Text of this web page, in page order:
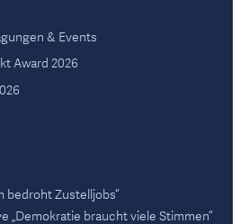
& Events
Award 2026
bedroht Zustelljobs“
„Demokratie braucht viele Stimmen“